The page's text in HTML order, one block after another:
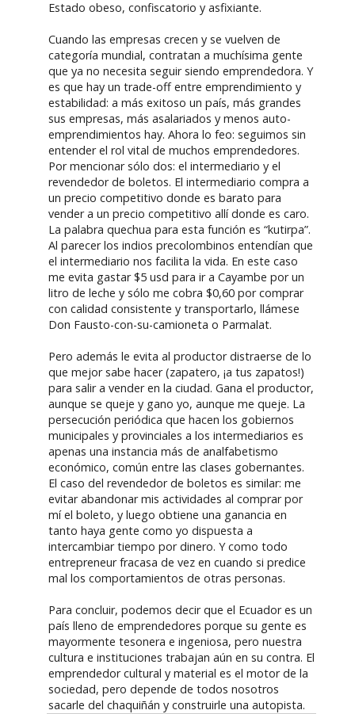
Estado obeso, confiscatorio y asfixiante.
Cuando las empresas crecen y se vuelven de
categoría mundial, contratan a muchísima gente
que ya no necesita seguir siendo emprendedora. Y
es que hay un trade-off entre emprendimiento y
estabilidad: a más exitoso un país, más grandes
sus empresas, más asalariados y menos auto-
emprendimientos hay. Ahora lo feo: seguimos sin
entender el rol vital de muchos emprendedores.
Por mencionar sólo dos: el intermediario y el
revendedor de boletos. El intermediario compra a
un precio competitivo donde es barato para
vender a un precio competitivo allí donde es caro.
La palabra quechua para esta función es “kutirpa”.
Al parecer los indios precolombinos entendían que
el intermediario nos facilita la vida. En este caso
me evita gastar $5 usd para ir a Cayambe por un
litro de leche y sólo me cobra $0,60 por comprar
con calidad consistente y transportarlo, llámese
Don Fausto-con-su-camioneta o Parmalat.
Pero además le evita al productor distraerse de lo
que mejor sabe hacer (zapatero, ¡a tus zapatos!)
para salir a vender en la ciudad. Gana el productor,
aunque se queje y gano yo, aunque me queje. La
persecución periódica que hacen los gobiernos
municipales y provinciales a los intermediarios es
apenas una instancia más de analfabetismo
económico, común entre las clases gobernantes.
El caso del revendedor de boletos es similar: me
evitar abandonar mis actividades al comprar por
mí el boleto, y luego obtiene una ganancia en
tanto haya gente como yo dispuesta a
intercambiar tiempo por dinero. Y como todo
entrepreneur fracasa de vez en cuando si predice
mal los comportamientos de otras personas.
Para concluir, podemos decir que el Ecuador es un
país lleno de emprendedores porque su gente es
mayormente tesonera e ingeniosa, pero nuestra
cultura e instituciones trabajan aún en su contra. El
emprendedor cultural y material es el motor de la
sociedad, pero depende de todos nosotros
sacarle del chaquiñán y construirle una autopista.